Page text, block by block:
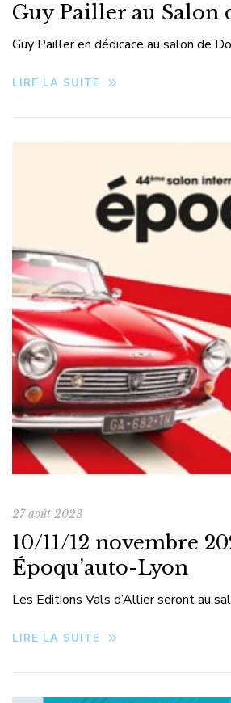
Guy Pailler au Salon
Guy Pailler en dédicace au salon de
LIRE LA SUITE
27 août 2023
10/11/12 novembre
Époqu’auto-Lyon
Les Editions Vals d’Allier seront au
LIRE LA SUITE